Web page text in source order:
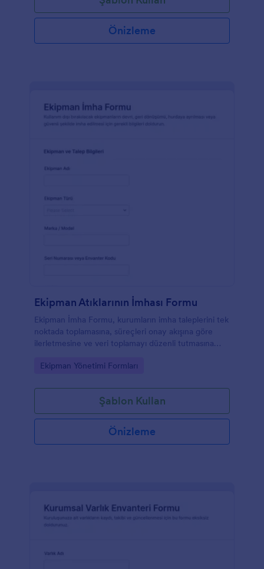
Önizleme
Ekipman Atıklarının İmhası Formu
Ekipman İmha Formu, kurumların imha taleplerini tek
noktada toplamasına, süreçleri onay akışına göre
ilerletmesine ve veri toplamayı düzenli tutmasına
Go to Category:
Ekipman Yönetimi Formları
Şablon Kullan
Önizleme